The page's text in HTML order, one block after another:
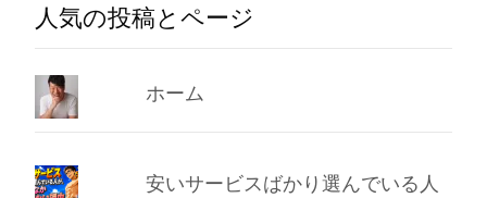
人気の投稿とページ
ホーム
安いサービスばかり選んでいる人